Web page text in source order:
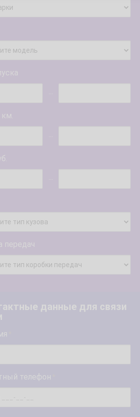
...
км.
...
...
передач
данные для связи
телефон